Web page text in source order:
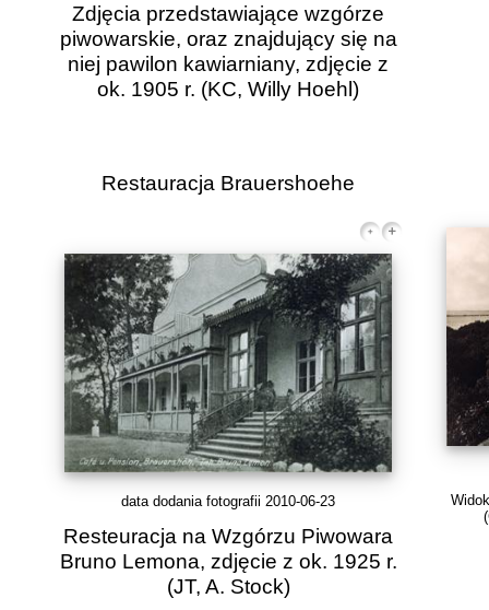
Zdjęcia przedstawiające wzgórze
piwowarskie, oraz znajdujący się na
niej pawilon kawiarniany, zdjęcie z
ok. 1905 r. (KC, Willy Hoehl)
Restauracja Brauershoehe
data dodania fotografii 2010-06-23
Resteuracja na Wzgórzu Piwowara
Bruno Lemona, zdjęcie z ok. 1925 r.
(JT, A. Stock)